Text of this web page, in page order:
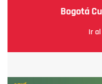
Bogotá
Ir